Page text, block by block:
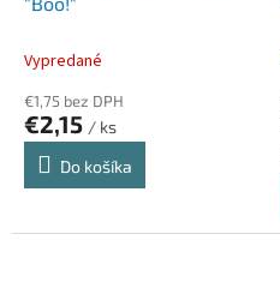
Vypredané
€1,75 bez DPH
€2,15 / ks
Do košíka